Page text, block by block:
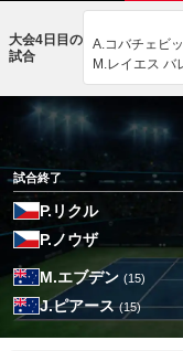
大会4日目の
試合
A.コバチェビ
M.レイエス バ
試合終了
P.リクル
P.ノウザ
M.エブデン (15)
J.ピアース (15)